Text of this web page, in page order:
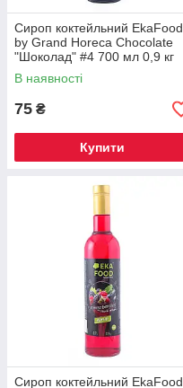
Сироп коктейльний EkaFood
by Grand Horeca Chocolate
"Шоколад" #4 700 мл 0,9 кг
СКЛО
В наявності
75 ₴
Купити
Сироп коктейльний EkaFood